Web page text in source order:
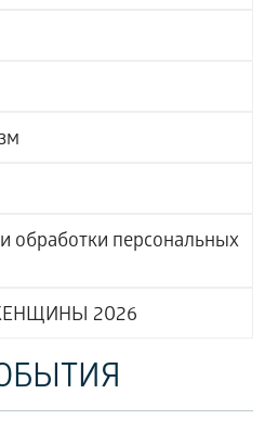
обработки персональных
2026